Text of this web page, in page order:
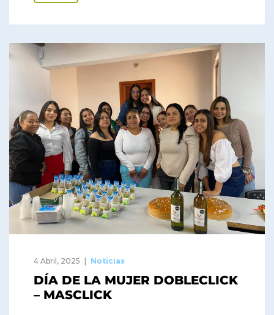
4 Abril, 2025 Noticias
DÍA DE LA MUJER DOBLECLICK
– MASCLICK